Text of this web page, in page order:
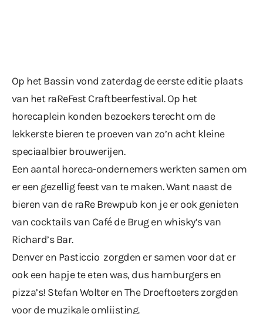
Op het Bassin vond zaterdag de eerste editie plaats
van het raReFest Craftbeerfestival. Op het
horecaplein konden bezoekers terecht om de
lekkerste bieren te proeven van zo’n acht kleine
speciaalbier brouwerijen.
Een aantal horeca-ondernemers werkten samen om
er een gezellig feest van te maken. Want naast de
bieren van de raRe Brewpub kon je er ook genieten
van cocktails van Café de Brug en whisky’s van
Richard’s Bar.
Denver en Pasticcio zorgden er samen voor dat er
ook een hapje te eten was, dus hamburgers en
pizza’s! Stefan Wolter en The Droeftoeters zorgden
voor de muzikale omlijsting.